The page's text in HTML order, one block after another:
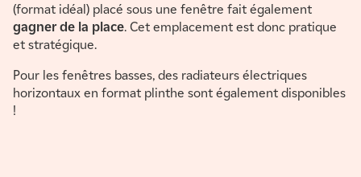
(format idéal) placé sous une fenêtre fait également
gagner de la place. Cet emplacement est donc pratique
et stratégique.
Pour les fenêtres basses, des radiateurs électriques
horizontaux en format plinthe sont également disponibles
!